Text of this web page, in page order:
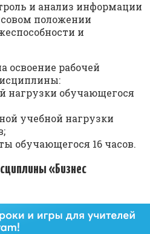
и анализ информации
положении
и
освоение рабочей
нагрузки обучающегося
учебной нагрузки
обучающегося 16 часов.
«Бизнес